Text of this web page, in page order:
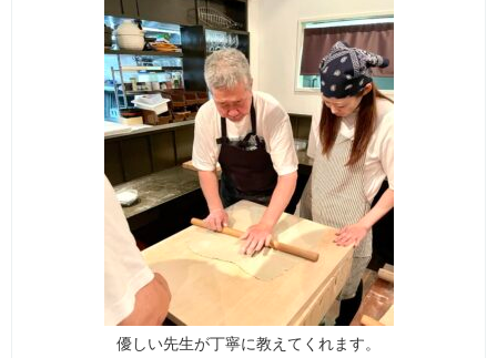
優しい先生が丁寧に教えてくれます。